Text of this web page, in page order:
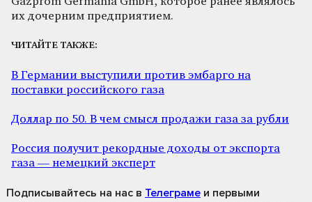
их дочерним предприятием.
ЧИТАЙТЕ ТАКЖЕ:
В Германии выступили против эмбарго на
поставки российского газа
Доллар по 50. В чем смысл продажи газа за рубли
Россия получит рекордные доходы от экспорта
газа — немецкий эксперт
Подписывайтесь на нас в Телеграме и первыми